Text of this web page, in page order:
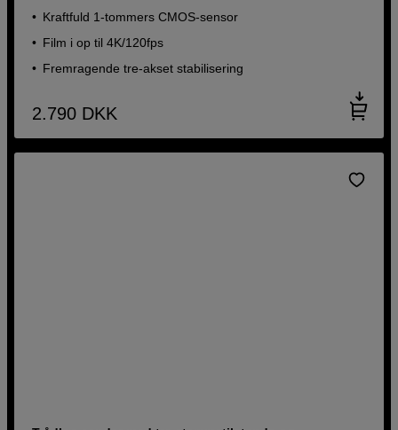
Kraftfuld 1-tommers CMOS-sensor
Film i op til 4K/120fps
Fremragende tre-akset stabilisering
2.790 DKK